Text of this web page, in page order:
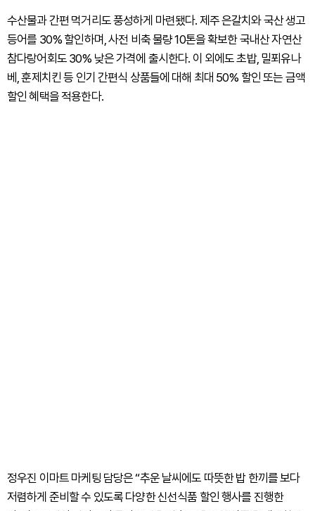
수산물과 간편 먹거리도 풍성하게 마련됐다. 제주 은갈치와 국산 생고
등어를 30% 할인하며, 사전 비축 물량 10톤을 확보한 국내산 자연산
참다랑어회도 30% 낮은 가격에 출시한다. 이 외에도 초밥, 밀푀유나
베, 훈제치킨 등 인기 간편식 상품들에 대해 최대 50% 할인 또는 금액
할인 혜택을 적용한다.
정우진 이마트 마케팅 담당은 “추운 날씨에도 따뜻한 밥 한끼를 보다
저렴하게 준비할 수 있도록 다양한 신선식품 할인 행사를 진행한